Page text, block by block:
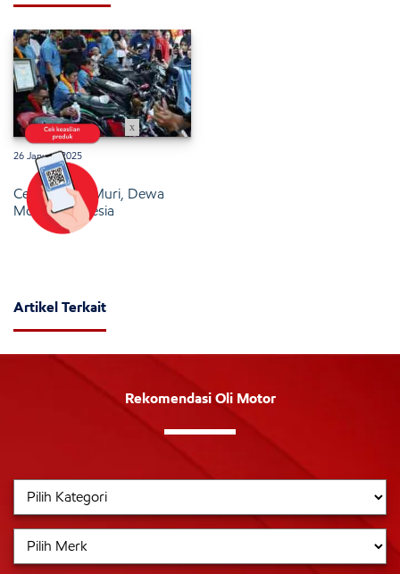
26 Januari 2025
Cetak Rekor Muri, Dewa
Motor Indonesia
Artikel Terkait
Rekomendasi Oli Motor
x